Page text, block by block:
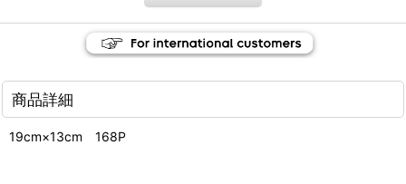
商品詳細
19cm×13cm 168P